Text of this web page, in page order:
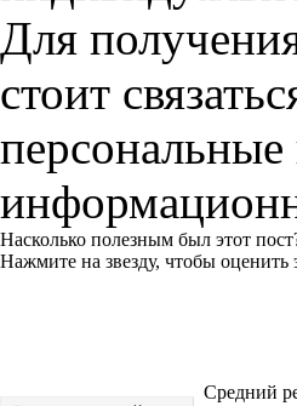
Для
стоит
Насколько полезным был этот
Нажмите на звезду, чтобы оценить
Средний